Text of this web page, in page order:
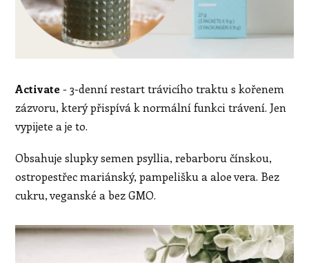
Activate- 3-denní restart trávicího traktu s kořenem
zázvoru, který přispívá k normální funkci trávení. Jen
vypijete a je to.
Obsahuje slupky semen psyllia, rebarboru čínskou,
ostropestřec mariánský, pampelišku a aloe vera. Bez
cukru, veganské a bez GMO.